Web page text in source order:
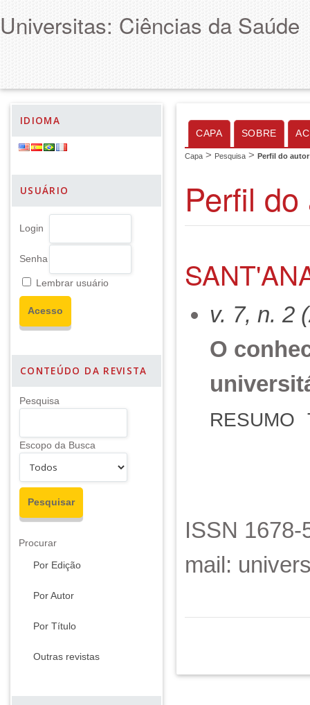
Universitas: Ciências da Saúde
IDIOMA
USUÁRIO
Login
Senha
Lembrar usuário
CONTEÚDO DA REVISTA
Pesquisa
Escopo da Busca
Procurar
Por Edição
Por Autor
Por Título
Outras revistas
CAPA SOBRE
Capa > Pesquisa > Perfil do autor
Perfil
v. 7, n. 2
O
RESUMO
ISSN
mail: